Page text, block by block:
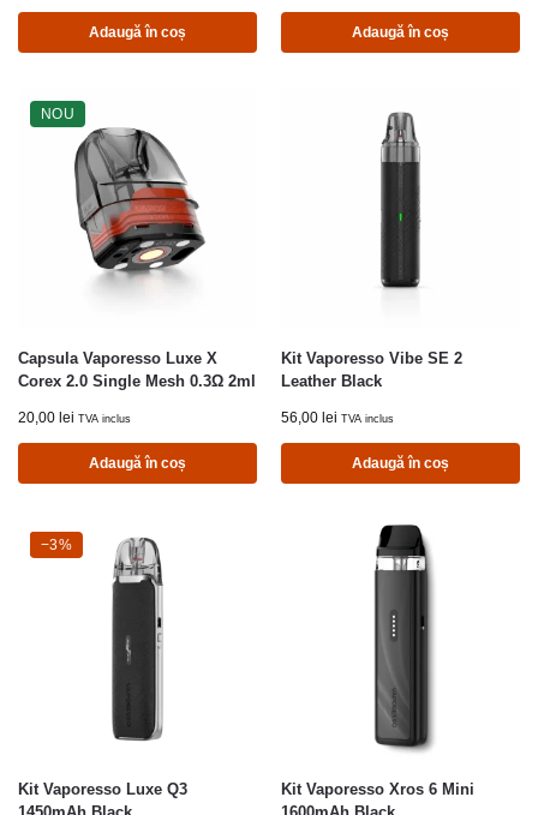
Adaugă în coș Adaugă în coș
NOU
Capsula Vaporesso Luxe X
Corex 2.0 Single Mesh 0.3Ω 2ml
20,00 lei TVA inclus
Adaugă în coș
Kit Vaporesso Vibe SE 2
Leather Black
56,00 lei TVA inclus
Adaugă în coș
-3%
−3%
Kit Vaporesso Luxe Q3
Kit Vaporesso Xros 6 Mini